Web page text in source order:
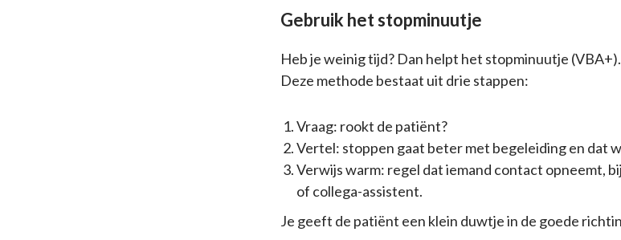
Gebruik het stopminuutje
Heb je weinig tijd? Dan helpt het stopminuutje (VBA+).
Deze methode bestaat uit drie stappen:
Vraag: rookt de patiënt?
Vertel: stoppen gaat beter met begeleiding en dat
Verwijs warm: regel dat iemand contact opneemt,
of collega-assistent.
Je geeft de patiënt een klein duwtje in de goede